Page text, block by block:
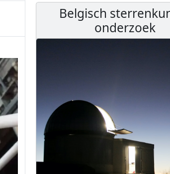
Belgisch
onderzoek